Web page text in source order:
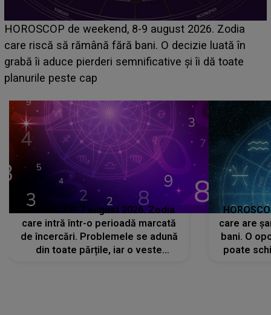
Emanuel a ținut ACEST DETALIU ASCUNS până
acum! În fața Alexandrei, concurentul din Casa Iubirii
face o MĂRTURISIRE NEAȘTEPTATĂ despre mama
sa: "I-am spus și ei în față, eu nu te iubesc pentru
HOROSCOP 7 august 2026. Zodia
care intră într-o perioadă marcată
de încercări. Problemele se adună
din toate părțile, iar o veste
care are
bani. O
poate